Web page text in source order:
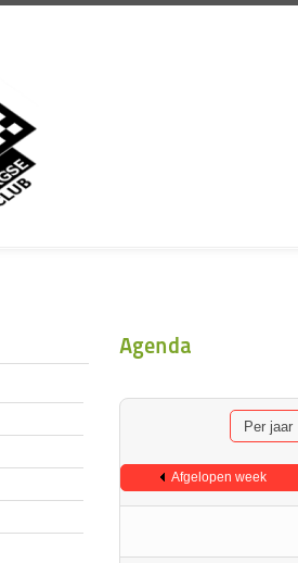
Agenda
Per jaar
Afgelopen week